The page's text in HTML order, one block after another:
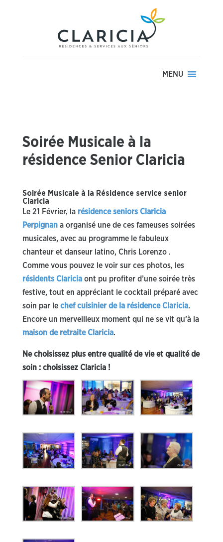
MENU
Soirée Musicale à la
résidence Senior Claricia
Soirée Musicale à la Résidence service senior
Claricia
Le 21 Février, la résidence seniors Claricia
Perpignana organisé une de ces fameuses soirées
musicales, avec au programme le fabuleux
chanteur et danseur latino, Chris Lorenzo .
Comme vous pouvez le voir sur ces photos, les
résidents Clariciaont pu profiter d’une soirée très
festive, tout en appréciant le cocktail préparé avec
soin par le chef cuisinier de la résidence Claricia.
Encore un merveilleux moment qui ne se vit qu’à la
maison de retraite Claricia.
Ne choisissez plus entre qualité de vie et qualité de
soin : choisissez Claricia !